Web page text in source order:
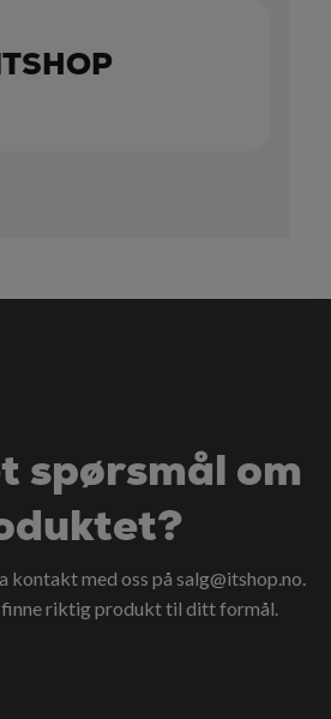
spørsmål om
kontakt med oss på salg@itshop.no.
finne riktig produkt til ditt formål.